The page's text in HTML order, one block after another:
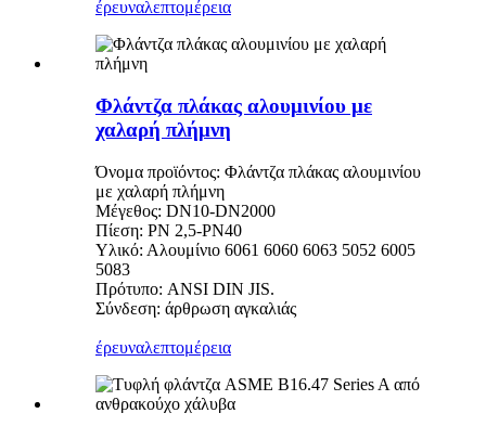
έρευναλεπτομέρεια
Φλάντζα πλάκας αλουμινίου με
χαλαρή πλήμνη
Όνομα προϊόντος: Φλάντζα πλάκας αλουμινίου
με χαλαρή πλήμνη
Μέγεθος: DN10-DN2000
Πίεση: PN 2,5-PN40
Υλικό: Αλουμίνιο 6061 6060 6063 5052 6005
5083
Πρότυπο: ANSI DIN JIS.
Σύνδεση: άρθρωση αγκαλιάς
έρευναλεπτομέρεια